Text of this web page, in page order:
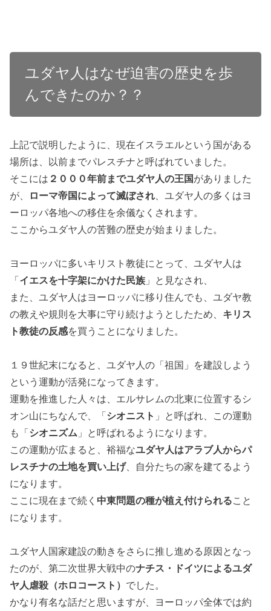
ユダヤ人はなぜ迫害の歴史を歩
んできたのか？？
上記で説明したように、現在イスラエルという国がある
場所は、以前までパレスチナと呼ばれていました。
そこには ２０００年前までユダヤ人の王国がありました
が、
ローマ帝国によって滅ぼされ 、ユダヤ人の多くはヨ
ーロッパ各地への移住を余儀なくされます。
ここからユダヤ人の苦難の歴史が始まりました。
ヨーロッパに多いキリスト教徒にとって、ユダヤ人は
「イエスを十字架にかけた民族 」と見なされ、
また、ユダヤ人はヨーロッパに移り住んでも、ユダヤ教
の教えや規則を大事に守り続けようとしたため、 キリス
ト教徒の反感を買うことになりました。
１９世紀末になると、ユダヤ人の「祖国」を建設しよう
という運動が活発になってきます。
運動を推進した人々は、エルサレムの北東に位置するシ
オン山にちなんで、「シオニスト 」と呼ばれ、この運動
も「シオニズム 」と呼ばれるようになります。
この運動が広まると、裕福なユダヤ人はアラブ人からパ
レスチナの土地を買い上げ、自分たちの家を建てるよう
になります。
ここに現在まで続く 中東問題の種が植え付けられること
になります。
ユダヤ人国家建設の動きをさらに推し進める原因となっ
たのが、第二次世界大戦中のナチス・ドイツによるユダ
ヤ人虐殺（ホロコースト） でした。
かなり有名な話だと思いますが、ヨーロッパ全体では約